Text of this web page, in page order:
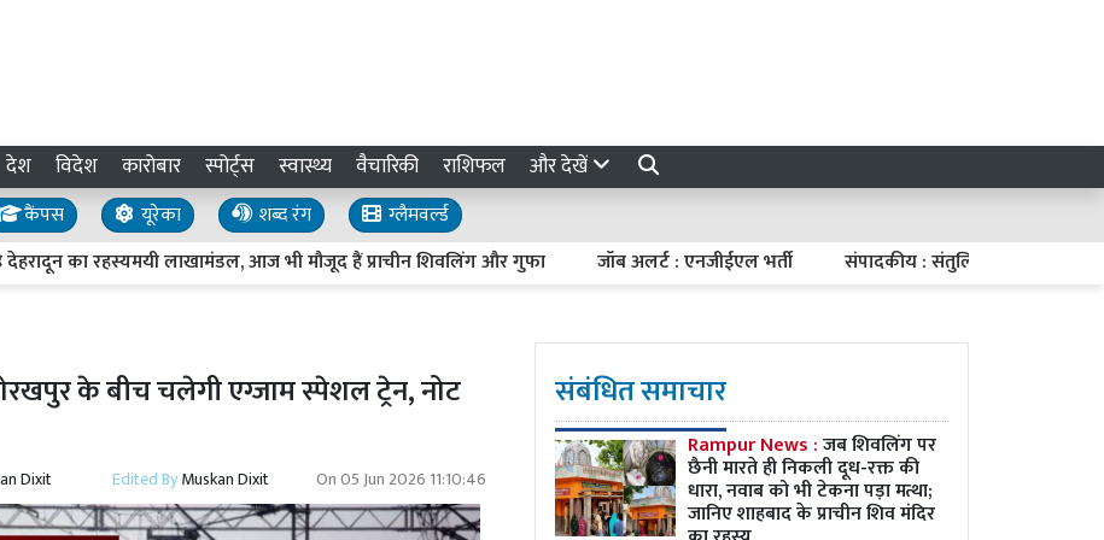
देश विदेश कारोबार स्पोर्ट्स स्वास्थ्य वैचारिकी राशिफल और देखें
कैंपस यूरेका शब्द रंग
ग्लैमवर्ल्ड
का रहस्यमयी लाखामंडल, आज भी मौजूद हैं प्राचीन शिवलिंग और गुफा जॉब अलर्ट : एनजीईएल भर्ती संपादकीय : संतुलित मौद्रिक नीति
के बीच चलेगी एग्जाम स्पेशल ट्रेन, नोट
Dixit Edited ByMuskan Dixit On05 Jun 2026 11:10:46
संबंधित समाचार
Rampur News :जब शिवलिंग पर
छैनी मारते ही निकली दूध-रक्त की
धारा, नवाब को भी टेकना पड़ा मत्था;
जानिए शाहबाद के प्राचीन शिव मंदिर